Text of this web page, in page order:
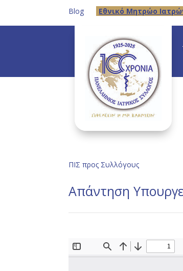
Blog Eθνικό Μητρώο
ΠΙΣ προς Συλλόγους
Απάντηση